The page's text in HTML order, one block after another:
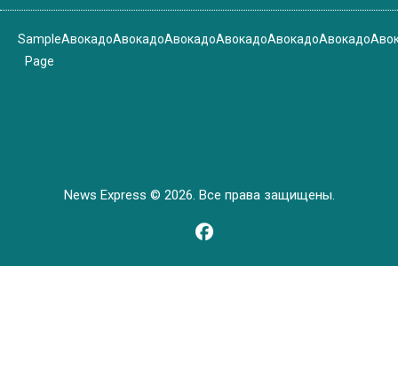
Sample
Page
АвокадоАвокадоАвокадоАвокадоАвокадоАвокадо
News Express © 2026. Все права защищены.